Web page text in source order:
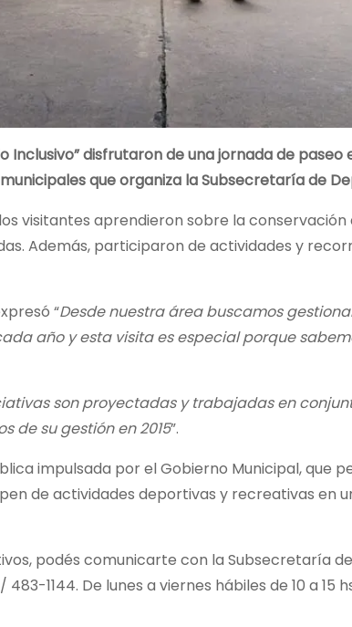
disfrutaron de una jornada de paseo
que organiza la Subsecretaría de
visitantes aprendieron sobre la
Además, participaron de actividades y
“Desde nuestra área buscamos
año y esta visita es especial porque
son proyectadas y trabajadas en
de su gestión en 2015”.
impulsada por el Gobierno Municipal, que
de actividades deportivas y recreativas en
podés comunicarte con la Subsecretaría
1144. De lunes a viernes hábiles de 10 a 15